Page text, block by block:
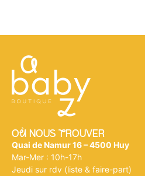
Où NOUS tROUVER
Quai de Namur 16 – 4500 Huy
Mar-Mer : 10h-17h
Jeudi sur rdv (liste & faire-part)